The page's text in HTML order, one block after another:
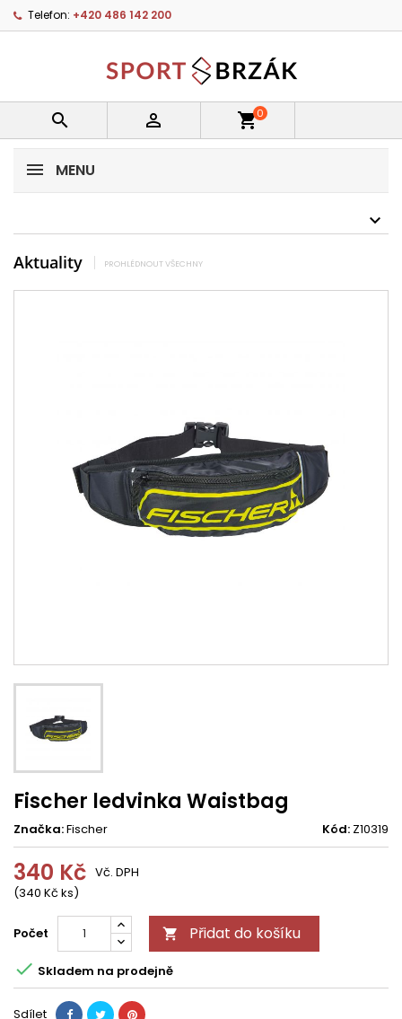
Telefon: +420 486 142 200
  shopping_cart0
MENU
Aktuality PROHLÉDNOUT VŠECHNY
Fischer ledvinka Waistbag
Značka:Fischer Kód: Z10319
340 Kč
(340 Kč ks)
Vč. DPH
Počet  Přidat do košíku
 Skladem na prodejně
Sdílet